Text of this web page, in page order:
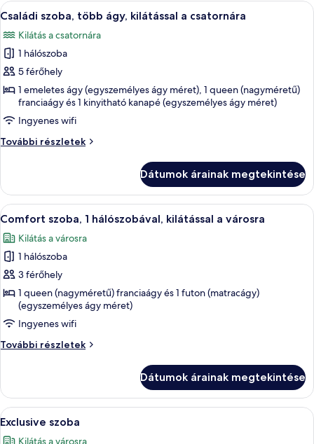
A
következő
szoba
összes
képének
megtekintése:
Családi
szoba,
több
a
csatornára
Egy emeletes ágy, melynek vázát fa
14
Családi szoba, több ágy, kilátással a csatornára
Kilátás a csatornára
1 hálószoba
5 férőhely
1 emeletes ágy (egyszemélyes ágy méret), 1 queen (nagyméretű)
franciaágy és 1 kinyitható kanapé (egyszemélyes ágy méret)
Ingyenes wifi
További részletek
Családi
kilátással
csatornára
részletei
Dátumok árainak megtekintése
A
következő
szoba
összes
képének
megtekintése:
Comfort
szoba,
1
a
városra
Egy ágy, rajta zöld mintás takaró,
9
Comfort szoba, 1 hálószobával, kilátással a városra
Kilátás a városra
1 hálószoba
3 férőhely
1 queen (nagyméretű) franciaágy és 1 futon (matracágy)
(egyszemélyes ágy méret)
Ingyenes wifi
További részletek
Comfort
kilátással
városra
Dátumok árainak megtekintése
A
következő
Egy szoba emeletes ágyakkal, egy
20
Exclusive szoba
Kilátás a városra